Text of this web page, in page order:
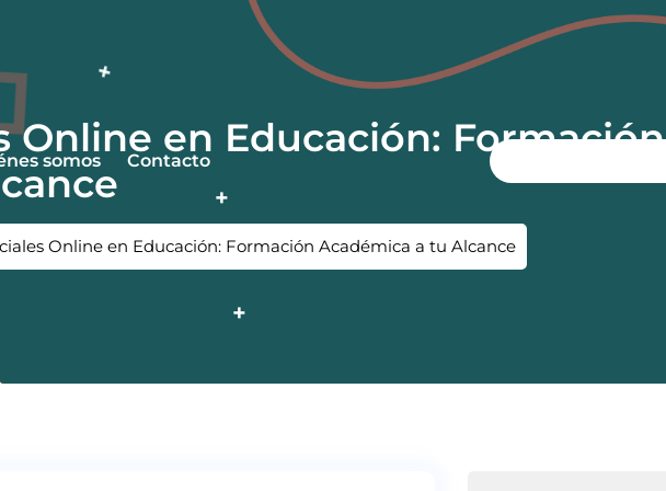
somos Contacto
Online en Educación: Formación
Online en Educación: Formación Académica a tu Alcance